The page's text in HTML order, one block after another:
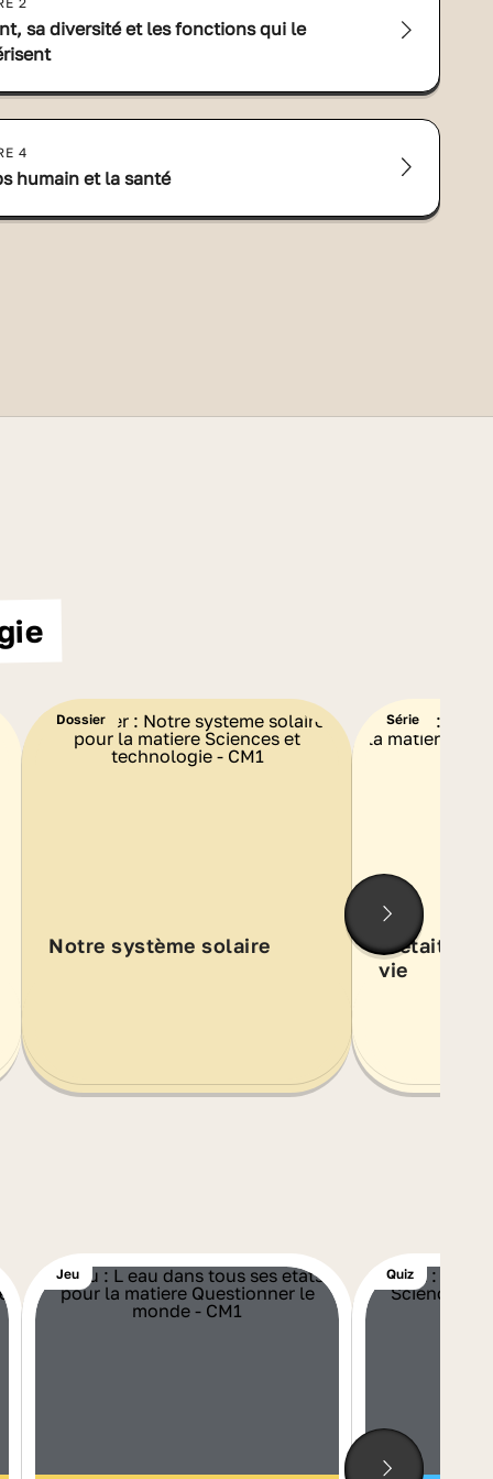
sa diversité et les fonctions qui le
4
humain et la santé
Dossier
Notre système solaire
Série
Il était
vie
Jeu Quiz